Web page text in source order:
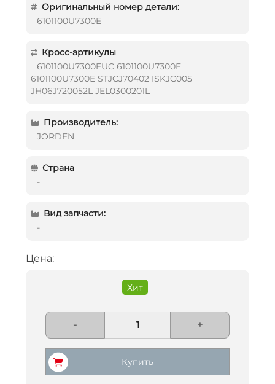
Оригинальный номер детали:
6101100U7300E
Кросс-артикулы
6101100U7300EUC 6101100U7300E
6101100U7300E STJCJ70402 ISKJC005
JH06J720052L JEL0300201L
Производитель:
JORDEN
Страна
-
Вид запчасти:
-
Цена:
Хит
- +
Купить